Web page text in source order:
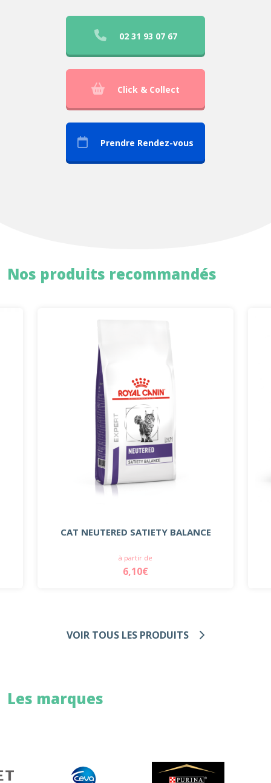
02 31 93 07 67
Click & Collect
Prendre Rendez-vous
Nos produits recommandés
CAT NEUTERED SATIETY BALANCE
à partir de
6,10€
VOIR TOUS LES PRODUITS
Les marques